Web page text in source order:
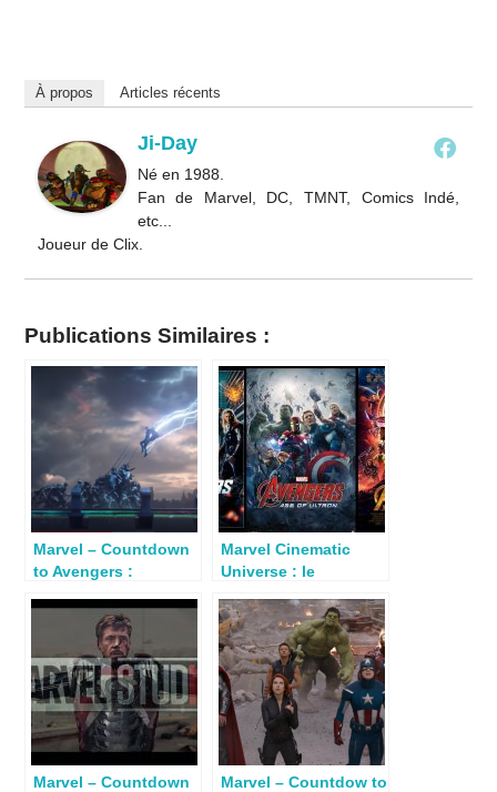
À propos Articles récents
Ji-Day
Né en 1988.
Fan de Marvel, DC, TMNT, Comics Indé,
etc...
Joueur de Clix.
Publications Similaires :
Marvel – Countdown
to Avengers :
Ragnarok
Marvel Cinematic
Universe : le
films
Marvel – Countdown
Marvel – Countdow to